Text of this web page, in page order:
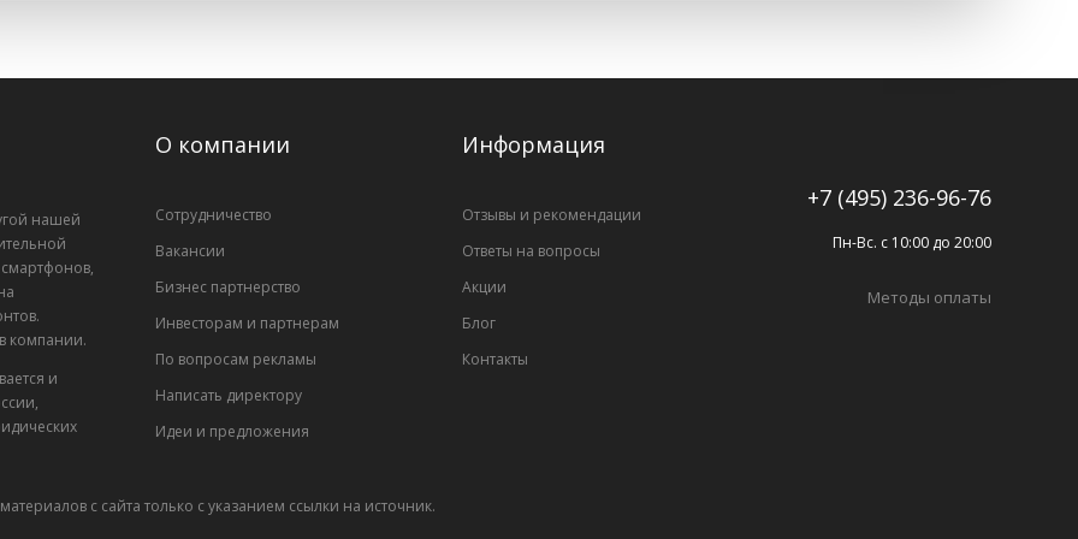
нашей
смартфонов,
компании.
и
О компании
Сотрудничество
Вакансии
Бизнес партнерство
Инвесторам и партнерам
По вопросам рекламы
Написать директору
Идеи и предложения
Информация
Отзывы и рекомендации
Ответы на вопросы
Акции
Блог
Контакты
+7 (495) 236-96-76
Пн-Вс. с 10:00 до 20:00
Методы оплаты
с сайта только с указанием ссылки на источник.